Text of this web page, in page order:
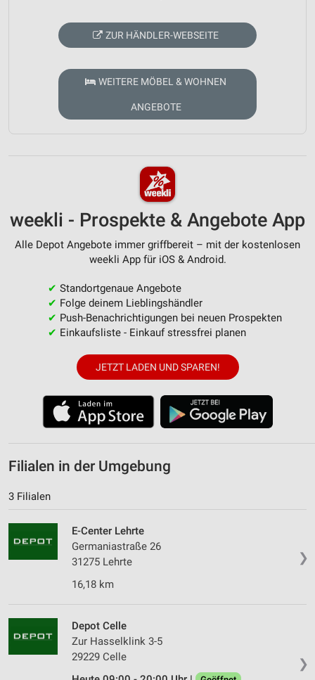
ZUR HÄNDLER-WEBSEITE
WEITERE MÖBEL & WOHNEN
ANGEBOTE
weekli - Prospekte & Angebote App
Alle Depot Angebote immer griffbereit – mit der kostenlosen
weekli App für iOS & Android.
✔ Standortgenaue Angebote
✔ Folge deinem Lieblingshändler
✔ Push-Benachrichtigungen bei neuen Prospekten
✔ Einkaufsliste - Einkauf stressfrei planen
JETZT LADEN UND SPAREN!
Filialen in der Umgebung
3 Filialen
❯
E-Center Lehrte
Germaniastraße 26
31275 Lehrte
16,18 km
❯
Depot Celle
Zur Hasselklink 3-5
29229 Celle